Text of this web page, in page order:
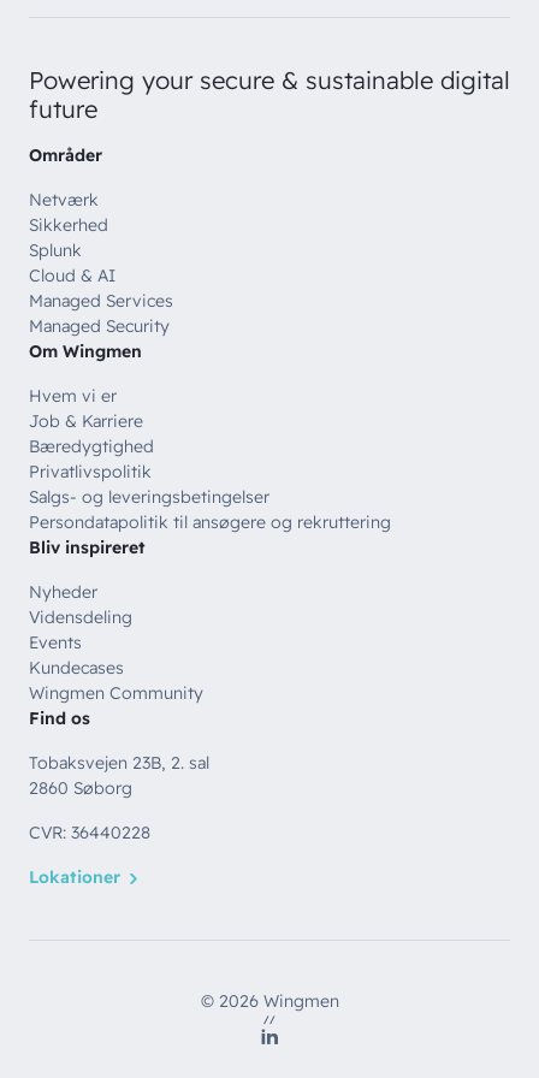
Powering your secure & sustainable digital
future
Områder
Netværk
Sikkerhed
Splunk
Cloud & AI
Managed Services
Managed Security
Om Wingmen
Hvem vi er
Job & Karriere
Bæredygtighed
Privatlivspolitik
Salgs- og leveringsbetingelser
Persondatapolitik til ansøgere og rekruttering
Bliv inspireret
Nyheder
Vidensdeling
Events
Kundecases
Wingmen Community
Find os
Tobaksvejen 23B, 2. sal
2860 Søborg
CVR: 36440228
Lokationer
© 2026 Wingmen
//